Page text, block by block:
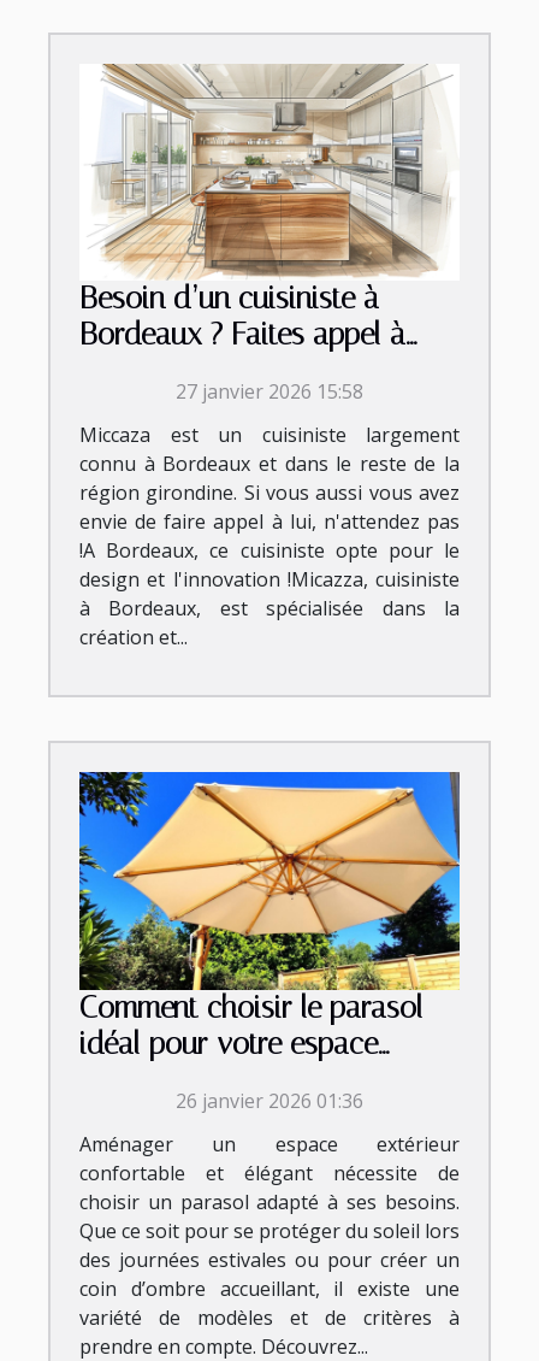
Besoin d’un cuisiniste à
Bordeaux ? Faites appel à
27 janvier 2026 15:58
Miccaza est un cuisiniste largement
connu à Bordeaux et dans le reste de la
région girondine. Si vous aussi vous avez
envie de faire appel à lui, n'attendez pas
!A Bordeaux, ce cuisiniste opte pour le
design et l'innovation !Micazza, cuisiniste
à Bordeaux, est spécialisée dans la
création et...
Comment choisir le parasol
idéal pour votre espace
26 janvier 2026 01:36
Aménager un espace extérieur
confortable et élégant nécessite de
choisir un parasol adapté à ses besoins.
Que ce soit pour se protéger du soleil lors
des journées estivales ou pour créer un
coin d’ombre accueillant, il existe une
variété de modèles et de critères à
prendre en compte. Découvrez...